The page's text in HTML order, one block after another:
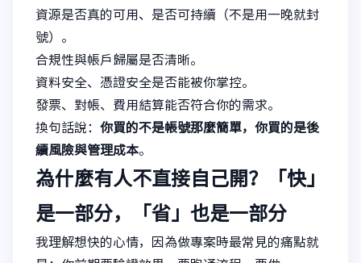
資源是否真的可用、是否可持續（不是用一晚就封
號）。
合規性與帳戶歸屬是否清晰。
資料安全、憑證安全是否能被你掌控。
發票、對帳、費用結算能否符合你的需求。
換句話說： 你買的不是帳號那麼簡單，你買的是後
續風險與管理成本。
為什麼有人不直接自己開？「快」
是一部分，「省」也是一部分
我理解想快的心情，因為做專案時最常見的痛點就